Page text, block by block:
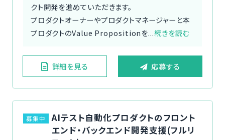
クト開発を進めていただきます。
プロダクトオーナーやプロダクトマネージャーと本
プロダクトのValue Propositionを...続きを読む
詳細を見る 応募する
募集中
AIテスト自動化プロダクトのフロント
エンド・バックエンド開発支援(フルリ